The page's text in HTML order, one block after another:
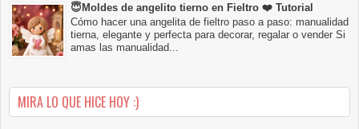
😇Moldes de angelito tierno en Fieltro ❤️ Tutorial
Cómo hacer una angelita de fieltro paso a paso: manualidad
tierna, elegante y perfecta para decorar, regalar o vender Si
amas las manualidad...
MIRA LO QUE HICE HOY :)